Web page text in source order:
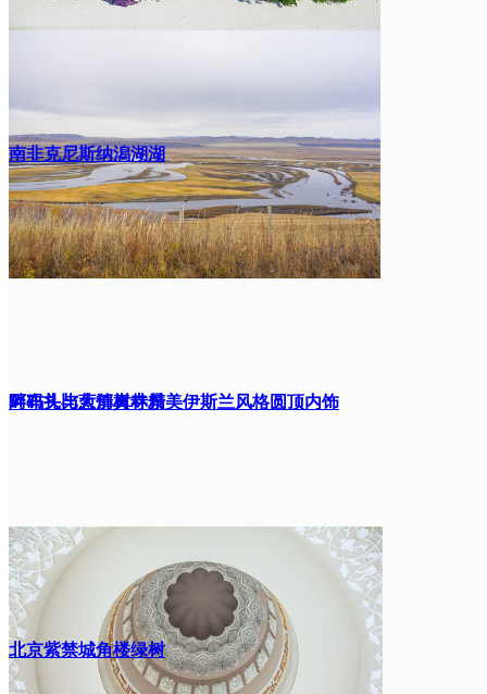
南非克尼斯纳潟湖湖
畔码头与葱郁树林景
致
阿布扎比大清真寺精美伊斯兰风格圆顶内饰
北京紫禁城角楼绿树